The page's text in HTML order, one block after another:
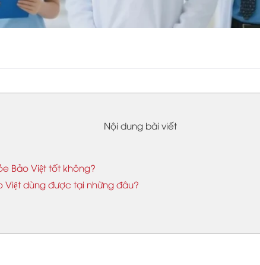
Nội dung bài viết
Bảo Việt tốt không?
Việt dùng được tại những đâu?